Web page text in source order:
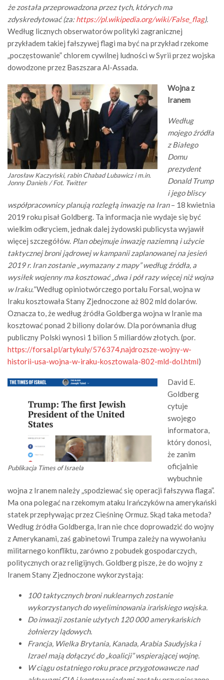
że została przeprowadzona przez tych, których ma
zdyskredytować (za:https://pl.wikipedia.org/wiki/False_flag).
Według licznych obserwatorów polityki zagranicznej
przykładem takiej fałszywej flagi ma być na przykład rzekome
„poczęstowanie” chlorem cywilnej ludności w Syrii przez wojska
dowodzone przez Baszszara Al-Assada.
Jarosław Kaczyński, rabin Chabad Lubawicz i m.in.
Jonny Daniels / Fot. Twitter
Wojna z
Iranem
Według
mojego źródła
z Białego
Domu
prezydent
Donald Trump
i jego bliscy
współpracownicy planują rozległą inwazję na Iran– 18 kwietnia
2019 roku pisał Goldberg. Ta informacja nie wydaje się być
wielkim odkryciem, jednak dalej żydowski publicysta wyjawił
więcej szczegółów. Plan obejmuje inwazję naziemną i użycie
taktycznej broni jądrowej w kampanii zaplanowanej na jesień
2019 r. Iran zostanie „wymazany z mapy” według źródła, a
wysiłek wojenny ma kosztować „dwa i pół razy więcej niż wojna
w Iraku.”Według opiniotwórczego portalu Forsal, wojna w
Iraku kosztowała Stany Zjednoczone aż 802 mld dolarów.
Oznacza to, że według źródła Goldberga wojna w Iranie ma
kosztować ponad 2 biliony dolarów. Dla porównania dług
publiczny Polski wynosi 1 bilion 5 miliardów złotych. (por.
https://forsal.pl/artykuly/576374,najdrozsze-wojny-w-
historii-usa-wojna-w-iraku-kosztowala-802-mld-dol.html)
Publikacja Times of Israela
David E.
Goldberg
cytuje
swojego
informatora,
który donosi,
że zanim
oficjalnie
wybuchnie
wojna z Iranem należy „spodziewać się operacji fałszywa flaga”.
Ma ona polegać na rzekomym ataku Irańczyków na amerykański
statek przepływając przez Cieśninę Ormuz. Skąd taka metoda?
Według źródła Goldberga, Iran nie chce doprowadzić do wojny
z Amerykanami, zaś gabinetowi Trumpa zależy na wywołaniu
militarnego konfliktu, zarówno z pobudek gospodarczych,
politycznych oraz religijnych. Goldberg pisze, że do wojny z
Iranem Stany Zjednoczone wykorzystają:
100 taktycznych broni nuklearnych zostanie
wykorzystanych do wyeliminowania irańskiego wojska.
Do inwazji zostanie użytych 120 000 amerykańskich
żołnierzy lądowych.
Francja, Wielka Brytania, Kanada, Arabia Saudyjska i
Izrael mają dołączyć do „koalicji” wspierającej wojnę.
W ciągu ostatniego roku prace przygotowawcze nad